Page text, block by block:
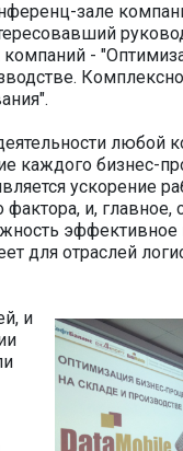
зале
компаний -
любой
каждого бизнес-
ускорение
фактора, и,
эффективное
для отраслей
и